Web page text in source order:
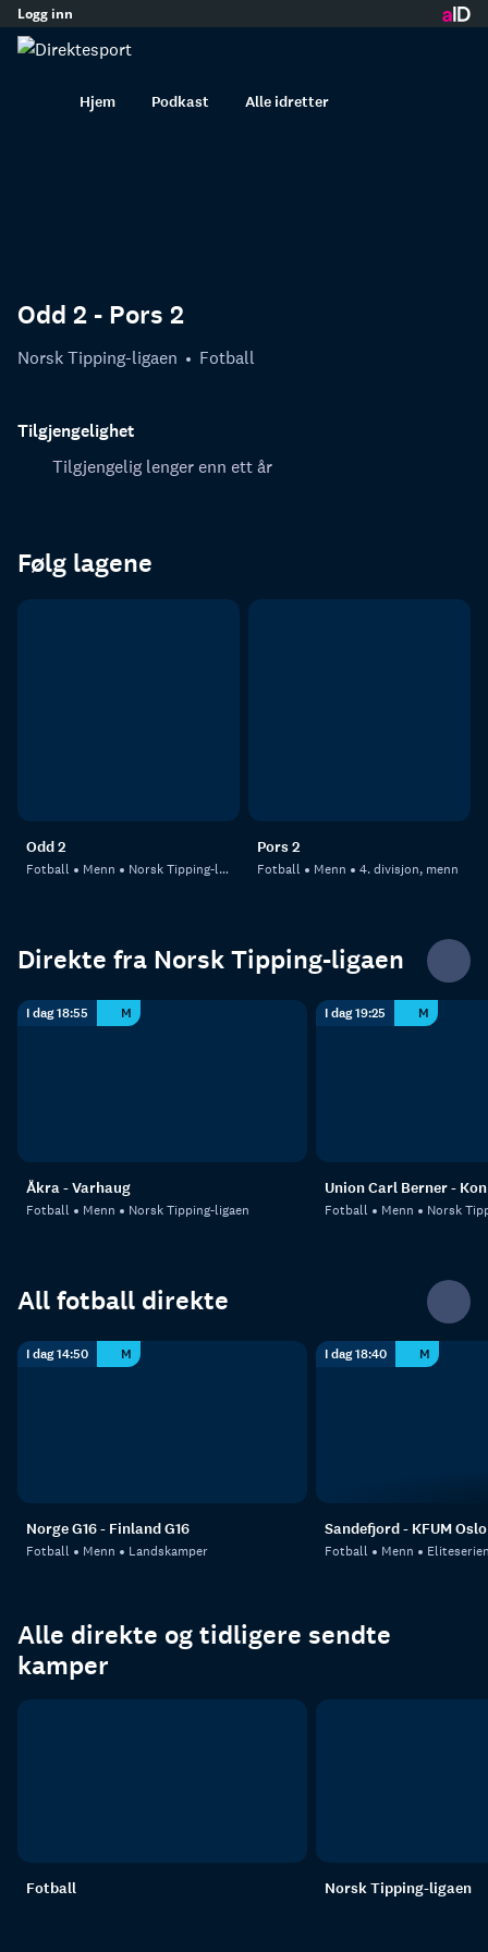
innhold
Logg inn
Hjem Podkast Alle idretter
Odd 2 - Pors 2
Norsk Tipping-ligaen Fotball
Tilgjengelighet
Tilgjengelig lenger enn ett år
Følg lagene
Odd 2
Fotball Menn Norsk Tipping-ligaen
Pors 2
Fotball Menn 4. divisjon, menn
Direkte fra Norsk Tipping-ligaen
I dag 18:55 M
Åkra - Varhaug
Fotball Menn Norsk Tipping-ligaen
I dag 19:25 M
Union Carl Berner -
Fotball Menn Norsk
All fotball direkte
I dag 14:50 M
Norge G16 - Finland G16
Fotball Menn Landskamper
I dag 18:40 M
Sandefjord - KFUM Oslo
Fotball Menn
Alle direkte og tidligere sendte
kamper
Fotball Norsk Tipping-ligaen